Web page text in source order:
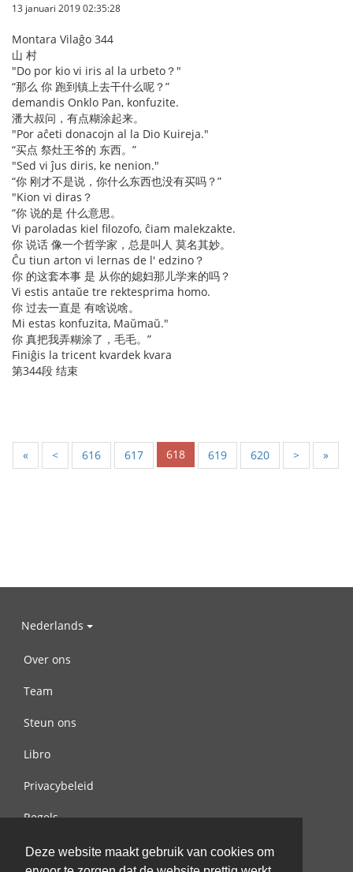
Deze website maakt gebruik van cookies om
13 januari 2019 02:35:28
Montara Vilaĝo 344
山 村
"Do por kio vi iris al la urbeto？"
“那么 你 跑到镇上去干什么呢？”
demandis Onklo Pan, konfuzite.
潘大叔问，有点糊涂起来。
"Por aĉeti donacojn al la Dio Kuireja."
“买点 祭灶王爷的 东西。”
"Sed vi ĵus diris, ke nenion."
“你 刚才不是说，你什么东西也没有买吗？”
"Kion vi diras？
“你 说的是 什么意思。
Vi paroladas kiel filozofo, ĉiam malekzakte.
你 说话 像一个哲学家，总是叫人 莫名其妙。
Ĉu tiun arton vi lernas de l' edzino？
你 的这套本事 是 从你的媳妇那儿学来的吗？
Vi estis antaŭe tre rektesprima homo.
你 过去一直是 有啥说啥。
Mi estas konfuzita, Maŭmaŭ."
你 真把我弄糊涂了，毛毛。”
Finiĝis la tricent kvardek kvara
第344段 结束
« < 616 617 618 619 620 > »
Nederlands
Over ons
Team
Steun ons
Libro
Privacybeleid
Regels
Contact met ons opnemen